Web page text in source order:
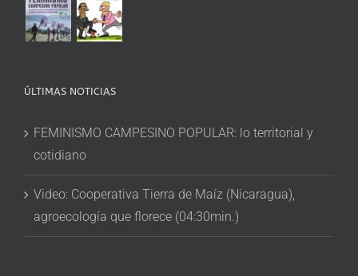
ÚLTIMAS NOTICIAS
FEMINISMO CAMPESINO POPULAR: lo territorial y
cotidiano
Video: Cooperativa Tierra de Maíz (Nicaragua),
agroecología que florece (04:30min.)